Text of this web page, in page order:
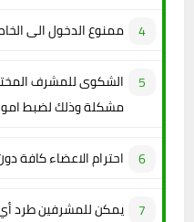
ممنوع الدخول الى
الشكوى للمشرف
مشكلة وذلك لضبط
احترام الاعضاء كافة
يمكن للمشرفين طرد